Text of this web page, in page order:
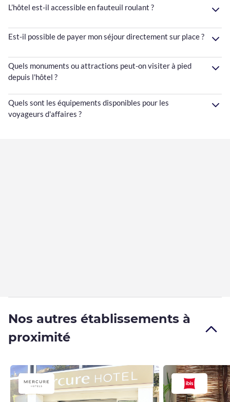
L’hôtel est-il accessible en fauteuil roulant ?
Est-il possible de payer mon séjour directement sur place ?
Quels monuments ou attractions peut-on visiter à pied
depuis l'hôtel ?
Quels sont les équipements disponibles pour les
voyageurs d'affaires ?
Nos autres établissements à
proximité